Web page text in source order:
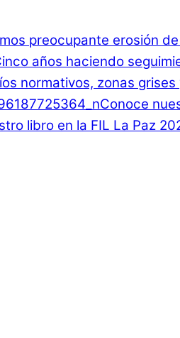
preocupante erosión
años haciendo
normativos, zonas
Conoce
libro en la FIL La Paz